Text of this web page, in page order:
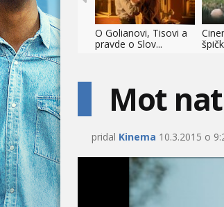
O Golianovi, Tisovi a
pravde o Slov...
Mot
pridal Kinema 10.3.2015 o